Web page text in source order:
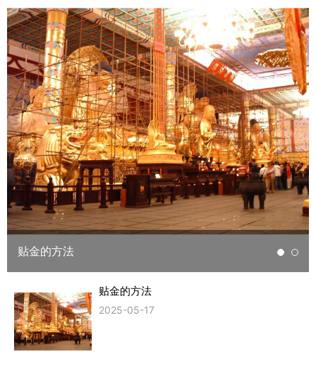
贴金的方法
贴金的方法
2025-05-17